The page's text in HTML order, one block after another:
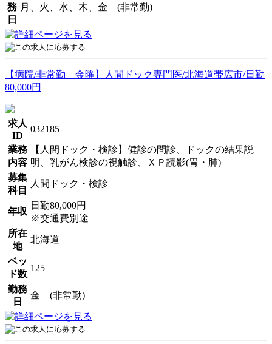
務
日
月、火、水、木、金 (非常勤)
【病院/非常勤 金曜】人間ドック専門医/北海道帯広市/日勤
80,000円
求人
ID
032185
業務
内容
【人間ドック・検診】健診の問診、ドックの結果説
明、乳がん検診の視触診、ＸＰ読影(胃・肺)
募集
科目
人間ドック・検診
年収
日勤80,000円
※交通費別途
所在
地
北海道
ベッ
ド数
125
勤務
日
金 (非常勤)